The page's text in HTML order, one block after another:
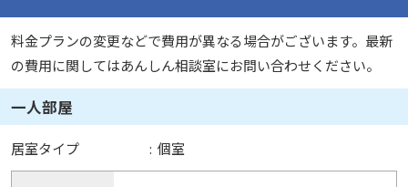
料金プランの変更などで費用が異なる場合がございます。最新
の費用に関してはあんしん相談室にお問い合わせください。
一人部屋
居室タイプ : 個室